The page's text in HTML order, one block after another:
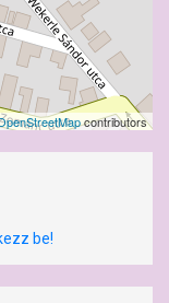
contributors
be!